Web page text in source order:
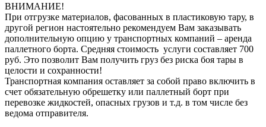
ВНИМАНИЕ!
При отгрузке материалов, фасованных в пластиковую тару, в
другой регион настоятельно рекомендуем Вам заказывать
дополнительную опцию у транспортных компаний – аренда
паллетного борта. Средняя стоимость услуги составляет 700
руб. Это позволит Вам получить груз без риска боя тары в
целости и сохранности!
Транспортная компания оставляет за собой право включить в
счет обязательную обрешетку или паллетный борт при
перевозке жидкостей, опасных грузов и т.д. в том числе без
ведома отправителя.